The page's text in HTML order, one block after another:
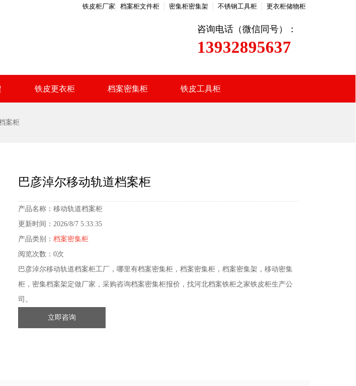
铁皮柜厂家 档案柜文件柜 密集柜密集架 不锈钢工具柜 更衣柜储物柜
咨询电话（微信同号）：
13932895637
铁皮更衣柜 档案密集柜 铁皮工具柜
案柜
巴彦淖尔移动轨道档案柜
产品名称： 移动轨道档案柜
更新时间： 2026/8/7 5:33:35
产品类别： 档案密集柜
阅览次数： 0次
巴彦淖尔移动轨道档案柜工厂，哪里有档案密集柜，档案密集柜，档案密集架，移动密集
柜，密集档案架定做厂家，采购咨询档案密集柜报价，找河北档案铁柜之家铁皮柜生产公
司。
立即咨询